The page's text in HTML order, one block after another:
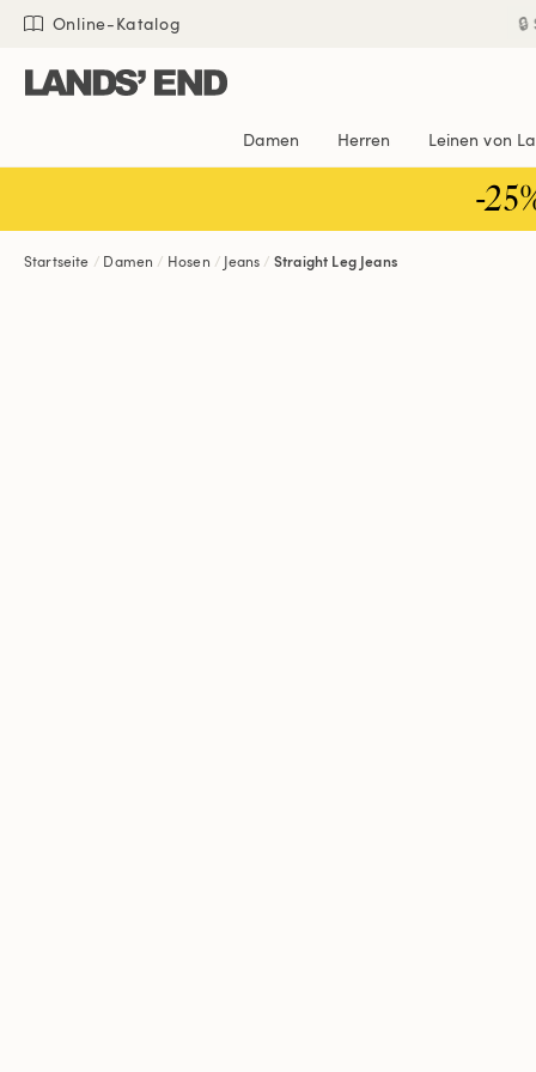
Direkt
Inhalt
Direkt
Navigation
Direkt
Suche
Online-Katalog
Damen Herren Leinen von
-
Startseite Damen Hosen Jeans Straight Leg Jeans